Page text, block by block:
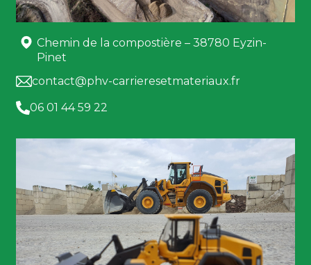
Chemin de la compostière – 38780 Eyzin-
Pinet
contact@phv-carrieresetmateriaux.fr
06 01 44 59 22